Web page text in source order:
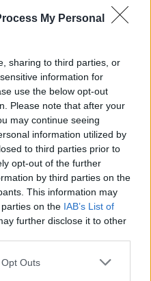
My Personal
sharing to third parties, or
information for
use the below opt-out
Please note that after your
may continue seeing
information utilized by
to third parties prior to
opt-out of the further
by third parties on the
This information may
on the IAB’s List of
further disclose it to other
Outs
gniewem Zeusa,
widział rasę
pracować na
im ofiary. Za
do skały
wielkiego orła,